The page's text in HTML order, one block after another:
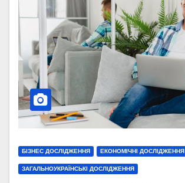
БІЗНЕС ДОСЛІДЖЕННЯ ЕКОНОМІЧНІ ДОСЛІДЖЕННЯ
ЗАГАЛЬНОУКРАЇНСЬКІ ДОСЛІДЖЕННЯ